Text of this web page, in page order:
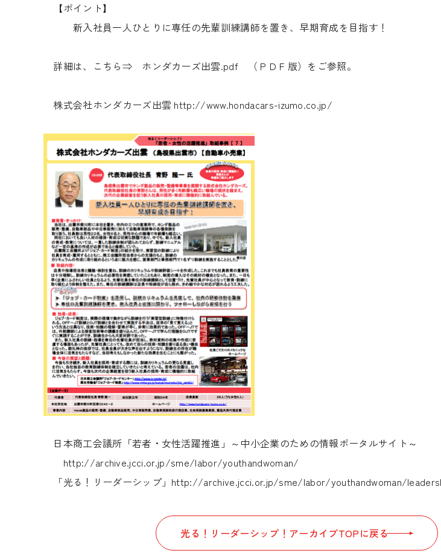
【ポイント】
新入社員一人ひとりに専任の先輩訓練講師を置き、早期育成を目指す！
詳細は、こちら⇒ ホンダカーズ出雲.pdf （ＰＤＦ版）をご参照。
株式会社ホンダカーズ出雲 http://www.hondacars-izumo.co.jp/
日本商工会議所「若者・女性活躍推進」～中小企業のための情報ポータルサイト～
http://archive.jcci.or.jp/sme/labor/youthandwoman/
「光る！リーダーシップ」 http://archive.jcci.or.jp/sme/labor/youthandwoman/
光る！リーダーシップ！アーカイブTOPに戻る